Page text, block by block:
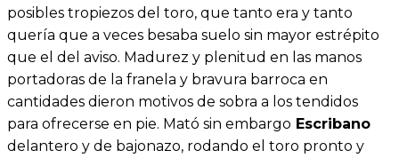
posibles tropiezos del toro, que tanto era y tanto
quería que a veces besaba suelo sin mayor estrépito
que el del aviso. Madurez y plenitud en las manos
portadoras de la franela y bravura barroca en
cantidades dieron motivos de sobra a los tendidos
para ofrecerse en pie. Mató sin embargo Escribano
delantero y de bajonazo, rodando el toro pronto y